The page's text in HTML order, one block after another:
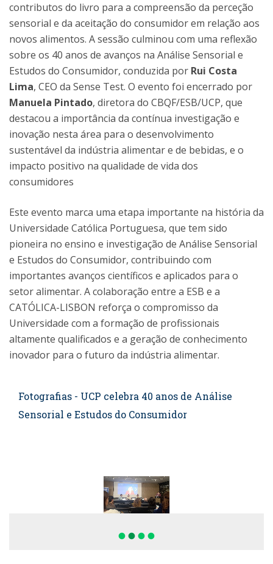
contributos do livro para a compreensão da perceção
sensorial e da aceitação do consumidor em relação aos
novos alimentos. A sessão culminou com uma reflexão
sobre os 40 anos de avanços na Análise Sensorial e
Estudos do Consumidor, conduzida por Rui Costa
Lima, CEO da Sense Test. O evento foi encerrado por
Manuela Pintado, diretora do CBQF/ESB/UCP, que
destacou a importância da contínua investigação e
inovação nesta área para o desenvolvimento
sustentável da indústria alimentar e de bebidas, e o
impacto positivo na qualidade de vida dos
consumidores
Este evento marca uma etapa importante na história da
Universidade Católica Portuguesa, que tem sido
pioneira no ensino e investigação de Análise Sensorial
e Estudos do Consumidor, contribuindo com
importantes avanços científicos e aplicados para o
setor alimentar. A colaboração entre a ESB e a
CATÓLICA-LISBON reforça o compromisso da
Universidade com a formação de profissionais
altamente qualificados e a geração de conhecimento
inovador para o futuro da indústria alimentar.
Fotografias - UCP celebra 40 anos de Análise
Sensorial e Estudos do Consumidor
fiber_manual_record fiber_manual_record fiber_manual_record fiber_manual_record